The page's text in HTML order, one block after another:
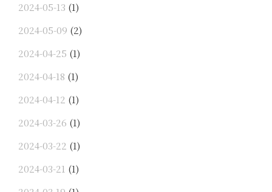
2024-05-13 (1)
2024-05-09 (2)
2024-04-25 (1)
2024-04-18 (1)
2024-04-12 (1)
2024-03-26 (1)
2024-03-22 (1)
2024-03-21 (1)